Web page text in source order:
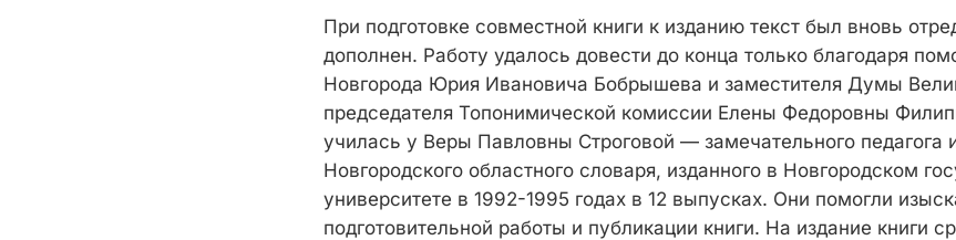
При подготовке совместной книги к изданию текст был вновь
дополнен. Работу удалось довести до конца только благодаря
Новгорода Юрия Ивановича Бобрышева и заместителя Думы
председателя Топонимической комиссии Елены Федоровны
училась у Веры Павловны Строговой — замечательного педагога
Новгородского областного словаря, изданного в Новгородском
университете в 1992-1995 годах в 12 выпусках. Они помогли
подготовительной работы и публикации книги. На издание книги